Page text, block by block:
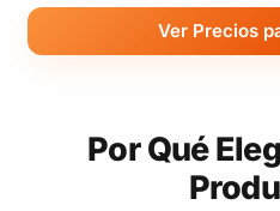
Ver Precios
Por Qué